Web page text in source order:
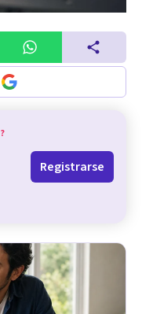
?
Registrarse